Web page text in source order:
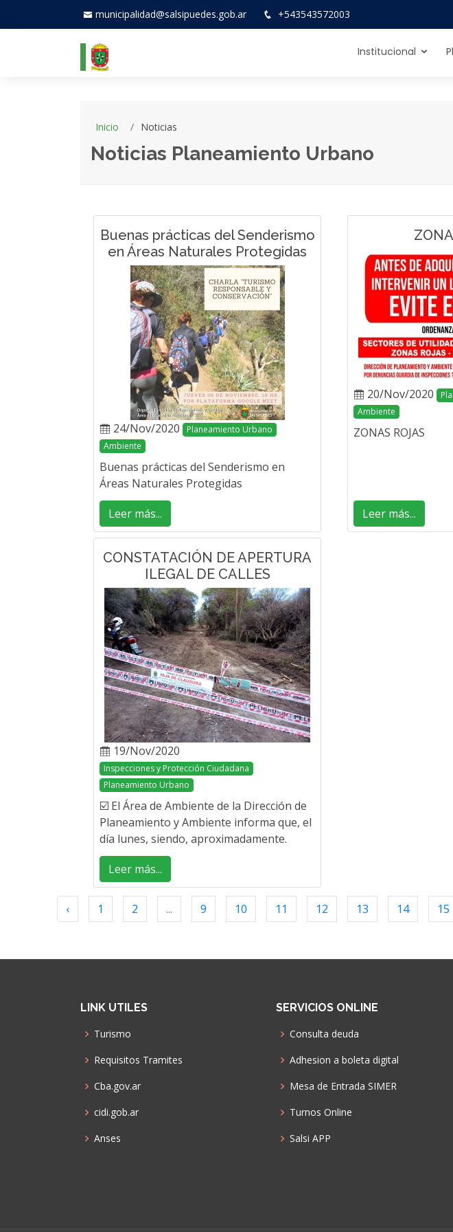
municipalidad@salsipuedes.gob.ar +543543572003
Institucional
Inicio Noticias
Noticias Planeamiento Urbano
Buenas prácticas del Senderismo
en Áreas Naturales Protegidas
24/Nov/2020
Planeamiento Urbano
Ambiente
Buenas prácticas del Senderismo en
Áreas Naturales Protegidas
Leer más...
20/Nov/2020
Ambiente
ZONAS ROJAS
Leer más...
CONSTATACIÓN DE APERTURA
ILEGAL DE CALLES
19/Nov/2020
Inspecciones y Protección Ciudadana
Planeamiento Urbano
☑️ El Área de Ambiente de la Dirección de
Planeamiento y Ambiente informa que, el
día lunes, siendo, aproximadamente.
Leer más...
‹ 1 2 ... 9 10 11 12 13 14 15
LINK UTILES
Turismo
Requisitos Tramites
Cba.gov.ar
cidi.gob.ar
Anses
SERVICIOS ONLINE
Consulta deuda
Adhesion a boleta digital
Mesa de Entrada SIMER
Turnos Online
Salsi APP